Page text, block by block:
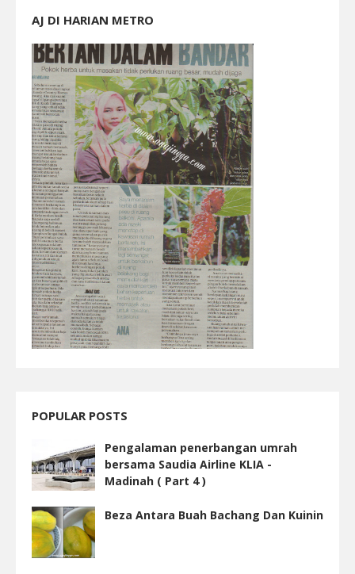
AJ DI HARIAN METRO
POPULAR POSTS
Pengalaman penerbangan umrah
bersama Saudia Airline KLIA -
Madinah ( Part 4 )
Beza Antara Buah Bachang Dan Kuinin